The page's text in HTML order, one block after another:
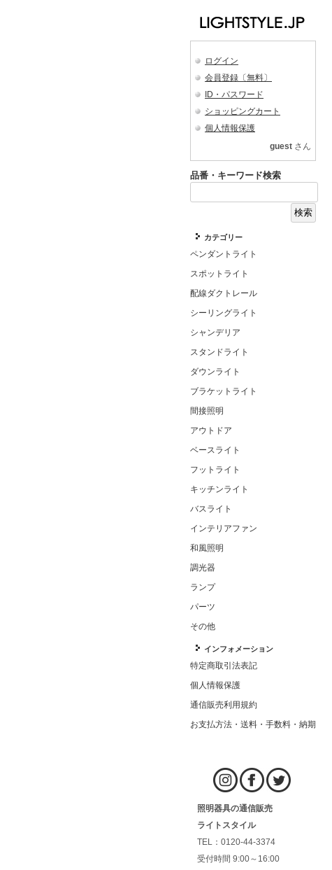
ログイン
会員登録〔無料〕
ID・パスワード
ショッピングカート
個人情報保護
guest さん
品番・キーワード検索
カテゴリー
ペンダントライト
スポットライト
配線ダクトレール
シーリングライト
シャンデリア
スタンドライト
ダウンライト
ブラケットライト
間接照明
アウトドア
ベースライト
フットライト
キッチンライト
バスライト
インテリアファン
和風照明
調光器
ランプ
パーツ
その他
インフォメーション
特定商取引法表記
個人情報保護
通信販売利用規約
お支払方法・送料・手数料・納期
照明器具の通信販売
ライトスタイル
TEL：0120-44-3374
受付時間 9:00～16:00